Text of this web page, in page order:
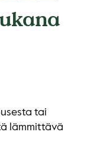
tai
lämmittävä